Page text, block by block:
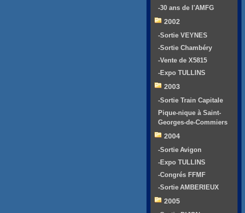
-30 ans de l'AMFG
2002
-Sortie VEYNES
-Sortie Chambéry
-Vente de X5815
-Expo TULLINS
2003
-Sortie Train Capitale
Pique-nique à Saint-
Georges-de-Commiers
2004
-Sortie Avigon
-Expo TULLINS
-Congrés FFMF
-Sortie AMBERIEUX
2005